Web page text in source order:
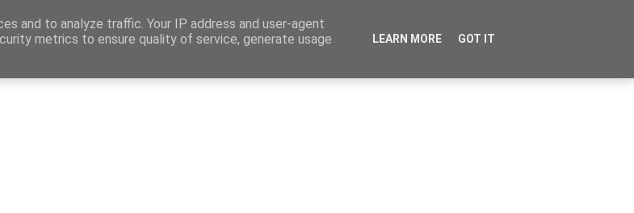
and to analyze traffic. Your IP address and user-agent
metrics to ensure quality of service, generate usage
LEARN MORE GOT IT